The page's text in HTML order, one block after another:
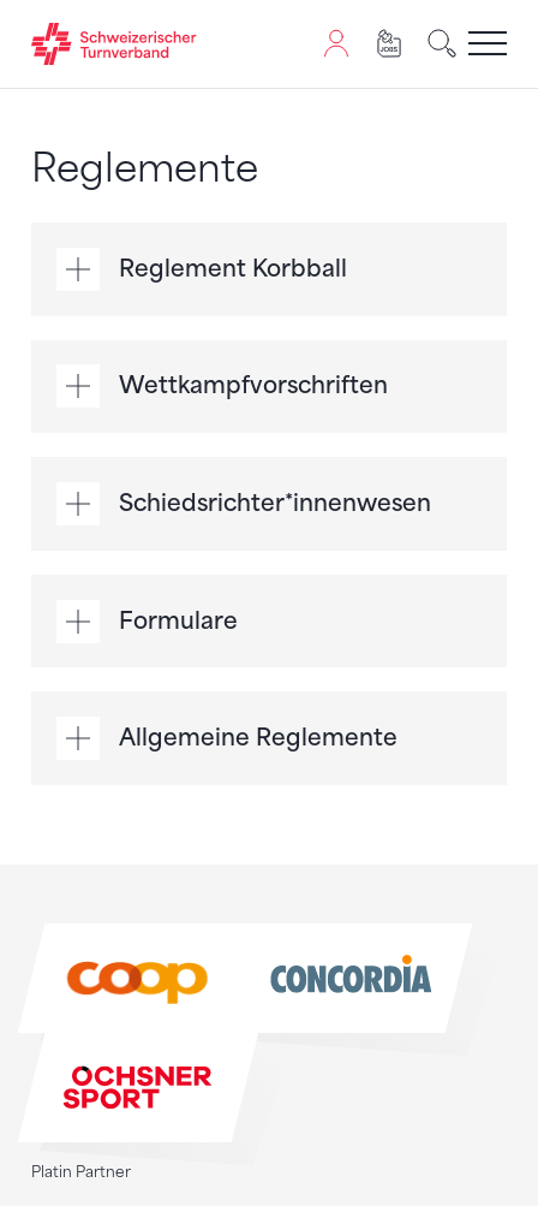
Reglemente
Reglement Korbball
Wettkampfvorschriften
Schiedsrichter*innenwesen
Formulare
Allgemeine Reglemente
Platin Partner